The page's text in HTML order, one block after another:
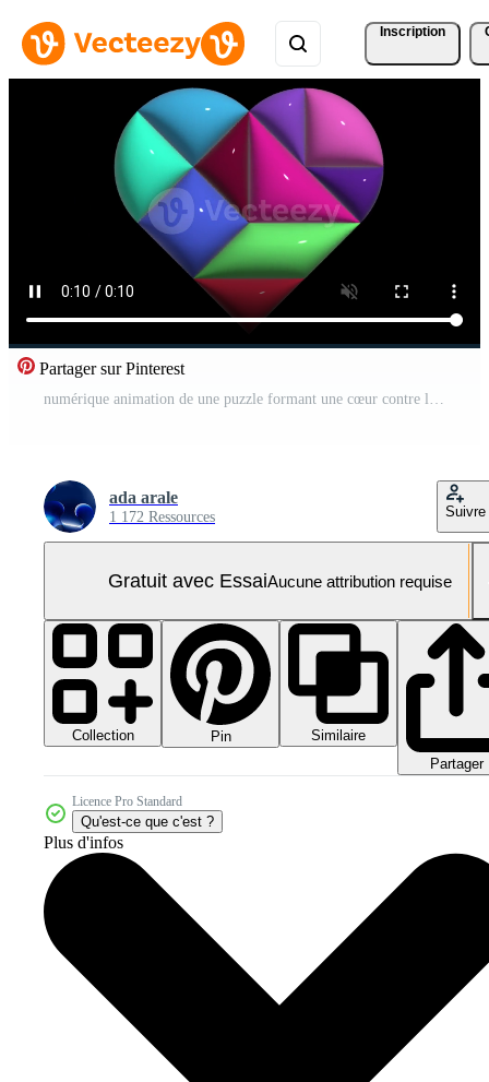
Inscription
Partager sur Pinterest
numérique animation de une puzzle formant une cœur contre le noir Contexte. magnifique coloré puzzle pièces. Vidéo Pro
ada arale
1 172 Ressources Suivre
Gratuit avec EssaiAucune attribution requise
Collection Pin
Similaire
Partager
Licence Pro Standard
Qu'est-ce que c'est ?
Plus d'infos